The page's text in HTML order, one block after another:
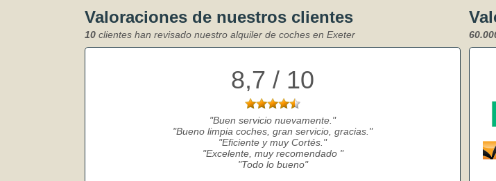
Valoraciones de nuestros clientes
10 clientes han revisado nuestro alquiler de coches en Exeter
8,7 / 10
Buen servicio nuevamente.
Bueno limpia coches, gran servicio, gracias.
Eficiente y muy Cortés.
Excelente, muy recomendado
Todo lo bueno